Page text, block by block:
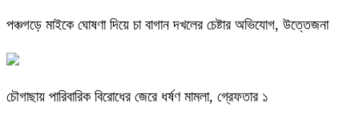
পঞ্চগড়ে মাইকে ঘোষণা দিয়ে চা বাগান দখলের চেষ্টার অভিযোগ, উত্তেজনা
চৌগাছায় পারিবারিক বিরোধের জেরে ধর্ষণ মামলা, গ্রেফতার ১